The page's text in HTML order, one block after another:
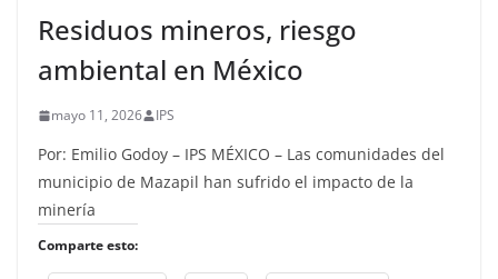
Residuos mineros, riesgo
ambiental en México
mayo 11, 2026 IPS
Por: Emilio Godoy – IPS MÉXICO – Las comunidades del
municipio de Mazapil han sufrido el impacto de la
minería
Comparte esto: